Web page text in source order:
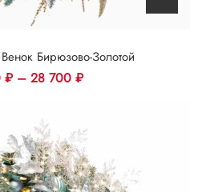
Бирюзово-Золотой
₽– 28 700 ₽